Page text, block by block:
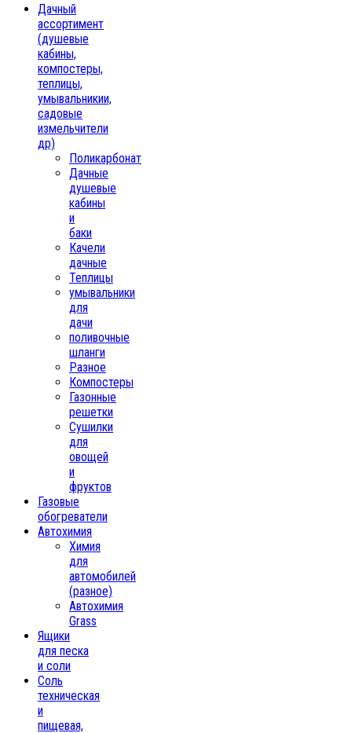
Дачный
ассортимент
(душевые
кабины,
компостеры,
теплицы,
умывальникии,
садовые
измельчители
др)
Поликарбонат
Дачные
душевые
кабины
и
баки
Качели
дачные
Теплицы
умывальники
для
дачи
поливочные
шланги
Разное
Компостеры
Газонные
решетки
Сушилки
для
овощей
и
фруктов
Газовые
обогреватели
Автохимия
Химия
для
автомобилей
(разное)
Автохимия
Grass
Ящики
для песка
и соли
Соль
техническая
и
пищевая,